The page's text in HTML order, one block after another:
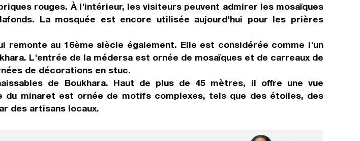
rouges. À l'intérieur, les visiteurs peuvent admirer les mosaïques
La mosquée est encore utilisée aujourd'hui pour les prières
remonte au 16ème siècle également. Elle est considérée comme l'un
L'entrée de la médersa est ornée de mosaïques et de carreaux de
de décorations en stuc.
de Boukhara. Haut de plus de 45 mètres, il offre une vue
minaret est ornée de motifs complexes, tels que des étoiles, des
des artisans locaux.